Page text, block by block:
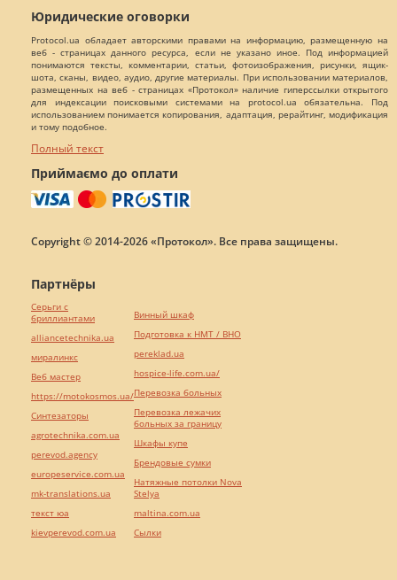
Юридические оговорки
Protocol.ua обладает авторскими правами на информацию, размещенную на
веб - страницах данного ресурса, если не указано иное. Под информацией
понимаются тексты, комментарии, статьи, фотоизображения, рисунки, ящик-
шота, сканы, видео, аудио, другие материалы. При использовании материалов,
размещенных на веб - страницах «Протокол» наличие гиперссылки открытого
для индексации поисковыми системами на protocol.ua обязательна. Под
использованием понимается копирования, адаптация, рерайтинг, модификация
и тому подобное.
Полный текст
Приймаємо до оплати
Copyright © 2014-2026 «Протокол». Все права защищены.
Партнёры
Серьги с
бриллиантами
alliancetechnika.ua
миралинкс
Веб мастер
https://motokosmos.ua/
Синтезаторы
agrotechnika.com.ua
perevod.agency
europeservice.com.ua
mk-translations.ua
текст юа
kievperevod.com.ua
Винный шкаф
Подготовка к НМТ / ВНО
pereklad.ua
hospice-life.com.ua/
Перевозка больных
Перевозка лежачих
больных за границу
Шкафы купе
Брендовые сумки
Натяжные потолки Nova
Stelya
maltina.com.ua
Cылки